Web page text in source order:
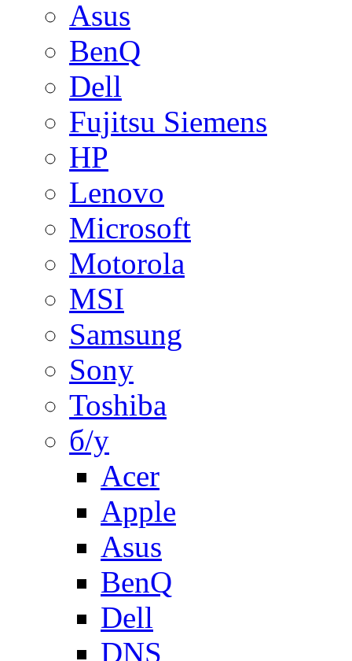
Asus
BenQ
Dell
Fujitsu Siemens
HP
Lenovo
Microsoft
Motorola
MSI
Samsung
Sony
Toshiba
б/у
Acer
Apple
Asus
BenQ
Dell
DNS